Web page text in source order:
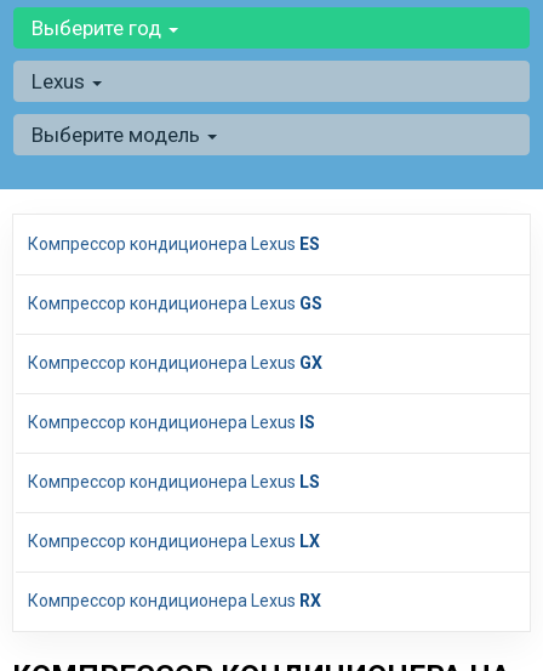
Выберите год
Lexus
Выберите модель
Компрессор кондиционера Lexus ES
Компрессор кондиционера Lexus GS
Компрессор кондиционера Lexus GX
Компрессор кондиционера Lexus IS
Компрессор кондиционера Lexus LS
Компрессор кондиционера Lexus LX
Компрессор кондиционера Lexus RX